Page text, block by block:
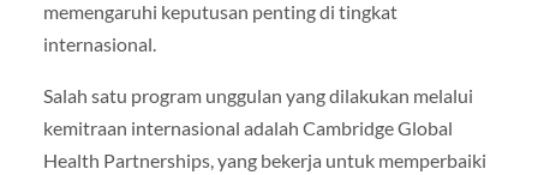
memengaruhi keputusan penting di tingkat
internasional.
Salah satu program unggulan yang dilakukan melalui
kemitraan internasional adalah Cambridge Global
Health Partnerships, yang bekerja untuk memperbaiki